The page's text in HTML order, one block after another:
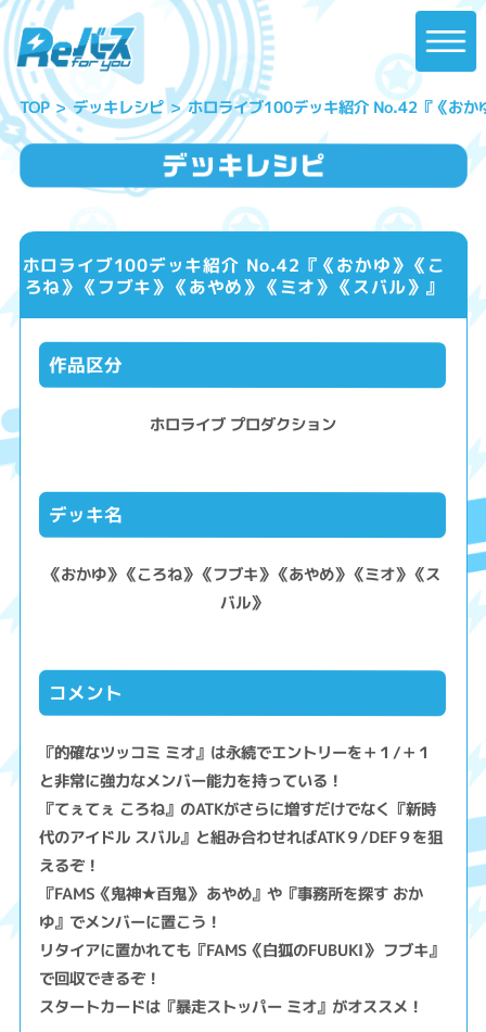
TOP デッキレシピ ホロライブ100デッキ紹介 No.42『《おか
ホロライブ100デッキ紹介 No.42『《おかゆ》《こ
ろね》《フブキ》《あやめ》《ミオ》《スバル》』
作品区分
ホロライブ プロダクション
デッキ名
《おかゆ》《ころね》《フブキ》《あやめ》《ミオ》《ス
バル》
コメント
『的確なツッコミ ミオ』は永続でエントリーを＋１/＋１
と非常に強力なメンバー能力を持っている！
『てぇてぇ ころね』のATKがさらに増すだけでなく『新時
代のアイドル スバル』と組み合わせればATK９/DEF９を狙
えるぞ！
『FAMS《鬼神★百鬼》 あやめ』や『事務所を探す おか
ゆ』でメンバーに置こう！
リタイアに置かれても『FAMS《白狐のFUBUKI》 フブキ』
で回収できるぞ！
スタートカードは『暴走ストッパー ミオ』がオススメ！